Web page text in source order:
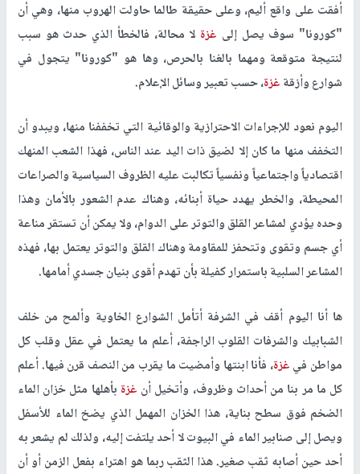
أفقت على واقع أليم، وعلى حقيقة طالما حاولت الهروب منها، وهي أن
"كورونا" سوف يصل إلى غزة لا محالة، فالخطأ الذي حدث هو سبب
لنتيجة متوقعة ومهما بالغنا بالحرص، وها هو "كورونا" يتجول في
شوارع وأزقةغزة، حسب تعبير وسائل الإعلام.
اليوم نعود للإجراءات الاحترازية والوقائية التي تخففنا منها، ويبدو أن
التخفف منها ما كان إلا لضيق ذات اليد عند الناس، فهذا الشعب المنهك
اقتصادياً واجتماعياً ونفسياً تكالبت عليه الظروف السياسية والصراعات
المحيطة، والخطر يهدد حياة أبنائه، وهناك عدم الشعور بالأمان وهذا
وحده يؤدي لمشاعر القلق والتوتر على الدوام، ولا يمكن أن تستقر مناعة
أي جسم وتقوى وتتحفز للمقاومة وهناك القلق والتوتر يعتمل بها، فهذه
المشاعر السلبية باستمرار كفيلة بأن تهدم أقوى بنيان جسدي أمامها.
ها أنا اليوم أقف في الشرفة أتأمل الشوارع الخاوية وألمح من خلف
الشبابيك والشرفات القلوب الراجفة، أعلم ما يعتمل في عقل وقلب كل
مواطن فيغزة، فأنا ابنتها وأمضيت ما يقرب من النصف قرن فيها. أعلم
كل ما مر بنا من أحداث وظروف، وأتخيل أن غزة بأهلها مثل خزان الماء
الضخم فوق سطح بناية، هذا الخزان المهمل الذي يضخ الماء للأسفل
ويصل إلى صنابير الماء في البيوت لا أحد يلتفت إليه، ولذلك لم يشعر به
أحد حين أصابه ثقب صغير. هذا الثقب ربما هو اهتراء بفعل الزمن أو أن